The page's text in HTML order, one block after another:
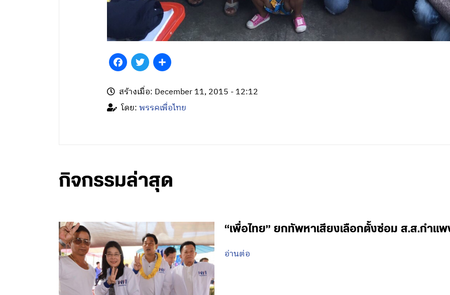
Facebook
TwitterShare
สร้างเมื่อ: December 11, 2015 - 12:12
โดย:พรรคเพื่อไทย
กิจกรรมล่าสุด
“เพื่อไทย” ยกทัพหาเสียงเลือกตั้งซ่อม ส.ส.กำแพ
อ่านต่อ